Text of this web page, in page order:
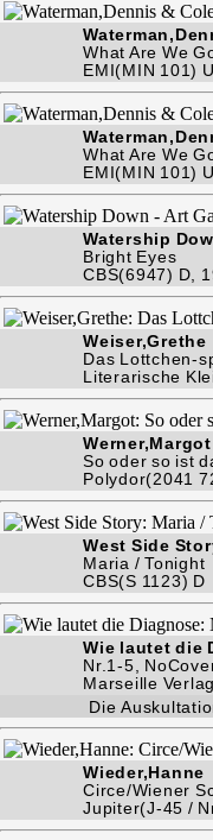
What Are We
EMI(MIN 101)
What Are We
EMI(MIN 101)
Watership
Bright Eyes
CBS(6947) D,
Weiser,Grethe
Das Lottchen-
Literarische
Werner,Margot
So oder so ist
Polydor(2041
West Side
Maria / Tonight
CBS(S 1123) D
Wie lautet die
Nr.1-5,
Marseille
Die
Wieder,Hanne
Circe/Wiener
Jupiter(J-45 /